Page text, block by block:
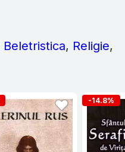
Beletristica, Religie,
-14.8%